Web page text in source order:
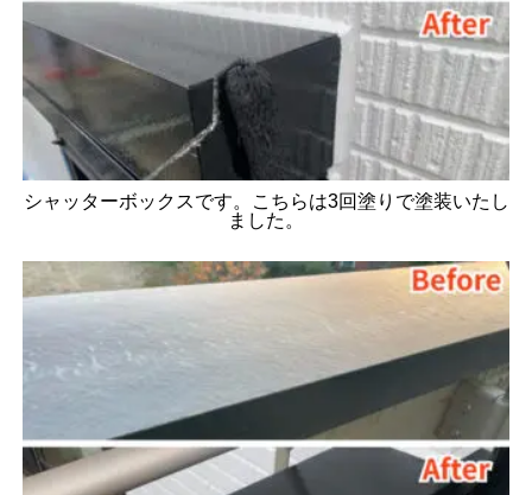
シャッターボックスです。こちらは3回塗りで塗装いたし
ました。